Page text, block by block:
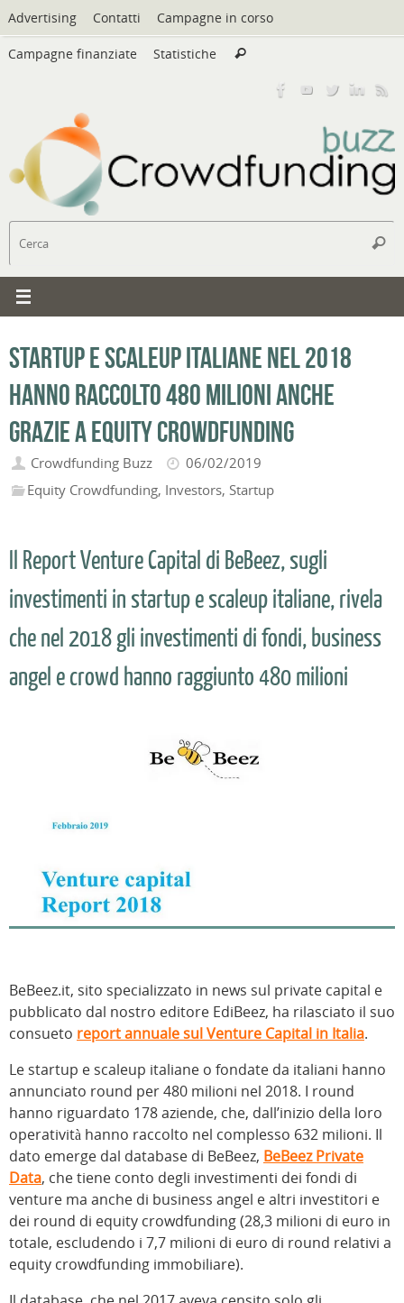
Vai
al
contenuto
Advertising Contatti Campagne in corso
Campagne finanziate Statistiche Cerca
Cerca
Startup e scaleup italiane nel 2018
hanno raccolto 480 milioni anche
grazie a equity crowdfunding
Crowdfunding Buzz
06/02/2019
Equity Crowdfunding, Investors, Startup
Il Report Venture Capital di BeBeez, sugli
investimenti in startup e scaleup italiane, rivela
che nel 2018 gli investimenti di fondi, business
angel e crowd hanno raggiunto 480 milioni
BeBeez.it, sito specializzato in news sul private capital e
pubblicato dal nostro editore EdiBeez, ha rilasciato il suo
consueto report annuale sul Venture Capital in Italia.
Le startup e scaleup italiane o fondate da italiani hanno
annunciato round per 480 milioni nel 2018. I round
hanno riguardato 178 aziende, che, dall’inizio della loro
operatività hanno raccolto nel complesso 632 milioni. Il
dato emerge dal database di BeBeez, BeBeez Private
Data, che tiene conto degli investimenti dei fondi di
venture ma anche di business angel e altri investitori e
dei round di equity crowdfunding (28,3 milioni di euro in
totale, escludendo i 7,7 milioni di euro di round relativi a
equity crowdfunding immobiliare).